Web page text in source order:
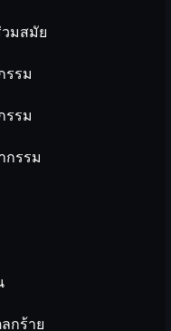
มสมัย
รรม
รรม
กรรม
กร้าย